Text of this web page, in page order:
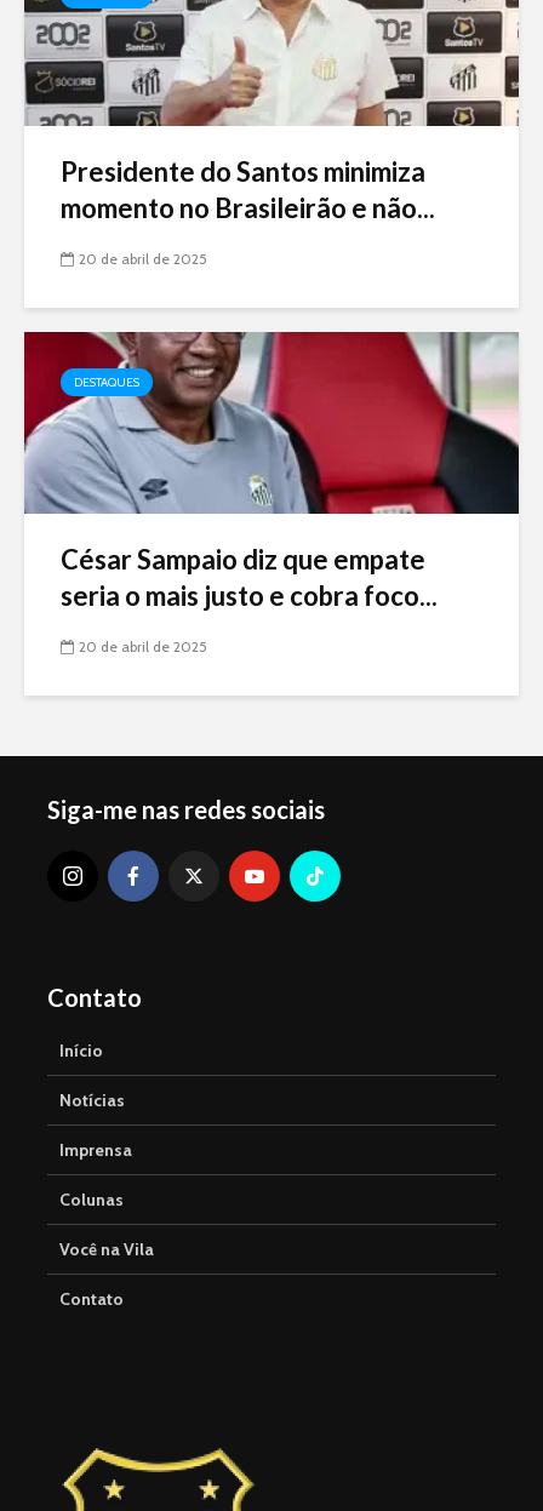
Presidente do Santos minimiza
momento no Brasileirão e não...
20 de abril de 2025
DESTAQUES
César Sampaio diz que empate
seria o mais justo e cobra foco...
20 de abril de 2025
Siga-me nas redes sociais
Contato
Início
Notícias
Imprensa
Colunas
Você na Vila
Contato